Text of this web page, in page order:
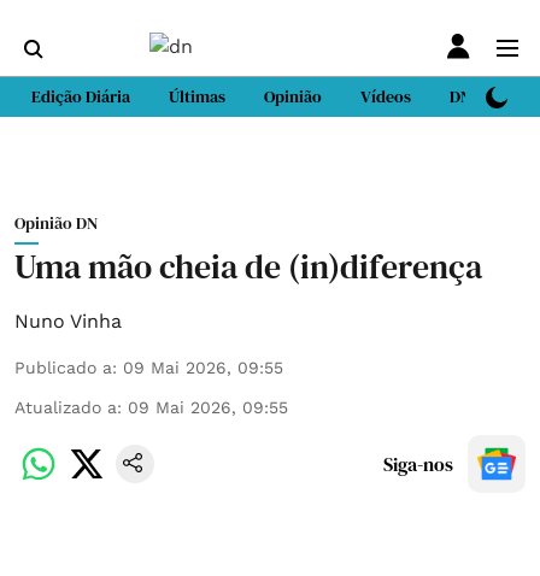
Edição Diária Últimas Opinião Vídeos DN Sport
Opinião DN
Uma mão cheia de (in)diferença
Nuno Vinha
Publicado a: 09 Mai 2026, 09:55
Atualizado a: 09 Mai 2026, 09:55
Siga-nos